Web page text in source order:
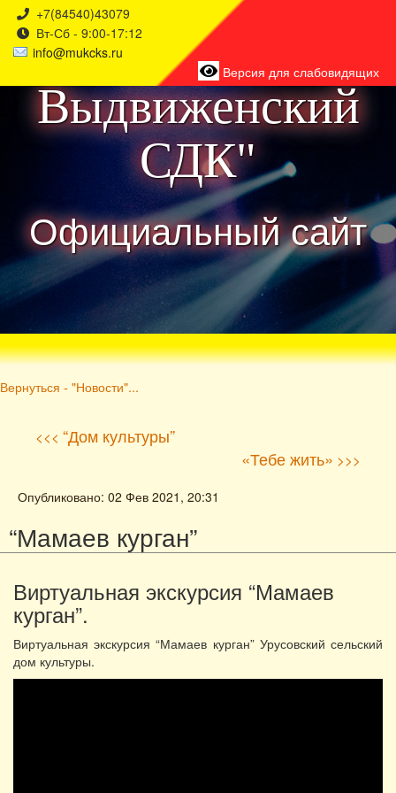
+7(84540)43079
Вт-Сб - 9:00-17:12
info@mukcks.ru
Версия для слабовидящих
района
Выдвиженский
СДК"
Официальный сайт
Вернуться - "Новости"...
<<< “Дом культуры”
«Тебе жить» >>>
Опубликовано: 02 Фев 2021, 20:31
“Мамаев курган”
Виртуальная экскурсия “Мамаев
курган”.
Виртуальная экскурсия “Мамаев курган” Урусовский сельский
дом культуры.